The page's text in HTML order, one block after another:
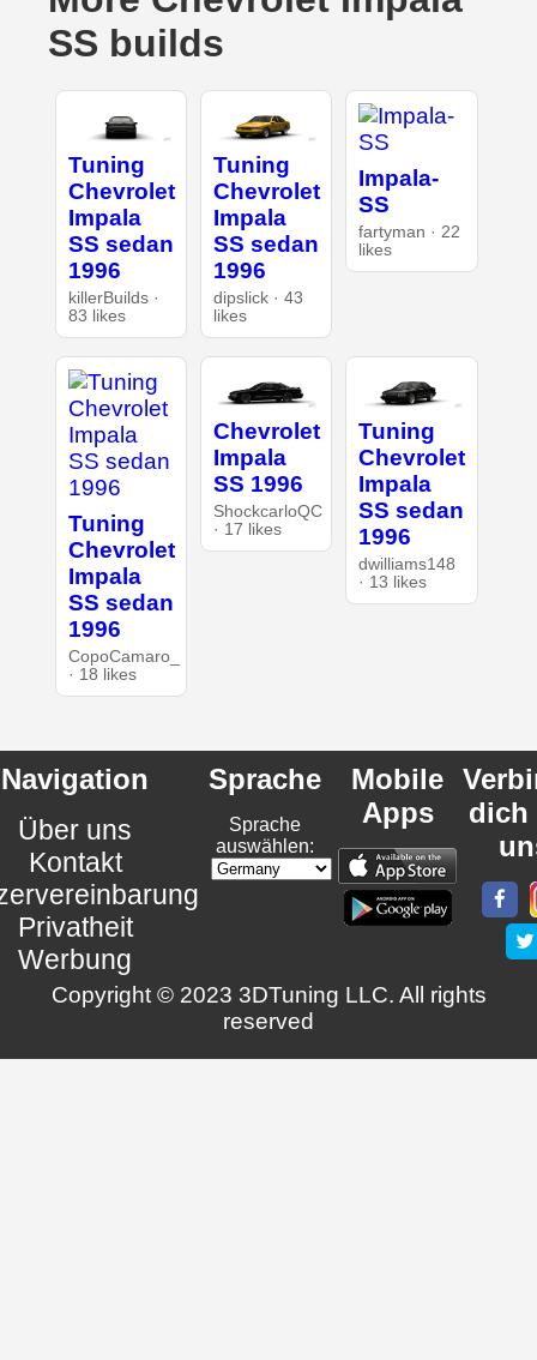
SS builds
Tuning
Chevrolet
Impala
SS sedan
1996
killerBuilds ·
83 likes
Tuning
Chevrolet
Impala
SS sedan
1996
dipslick · 43
likes
Impala-
SS
fartyman · 22
likes
Tuning
Chevrolet
Impala
SS sedan
1996
CopoCamaro_
· 18 likes
Chevrolet
Impala
SS 1996
ShockcarloQC
· 17 likes
Tuning
Chevrolet
Impala
SS sedan
1996
dwilliams148
· 13 likes
Navigation
Über uns
Kontakt
Privatheit
Werbung
Sprache
Sprache
auswählen:
Mobile
Apps
dich
Copyright © 2023 3DTuning LLC. All rights
reserved